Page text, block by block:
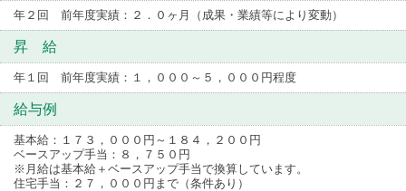
年２回 前年度実績：２．０ヶ月（成果・業績等により変動）
昇 給
年１回 前年度実績：１，０００～５，０００円程度
給与例
基本給：１７３，０００円～１８４，２００円
ベースアップ手当：８，７５０円
※月給は基本給＋ベースアップ手当で換算しています。
住宅手当：２７，０００円まで（条件あり）